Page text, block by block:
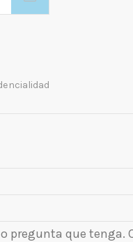
pregunta que tenga.